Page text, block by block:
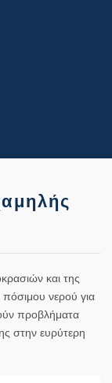
και της
νερού για
προβλήματα
στην ευρύτερη